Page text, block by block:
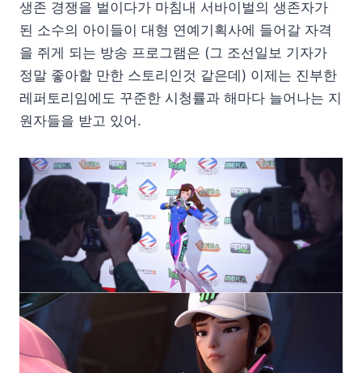
생존 경쟁을 벌이다가 마침내 서바이벌의 생존자가
된 소수의 아이들이 대형 연예기획사에 들어갈 자격
을 쥐게 되는 방송 프로그램은 (그 조선일보 기자가
정말 좋아할 만한 스토리인것 같은데) 이제는 진부한
레퍼토리임에도 꾸준한 시청률과 해마다 늘어나는 지
원자들을 받고 있어.